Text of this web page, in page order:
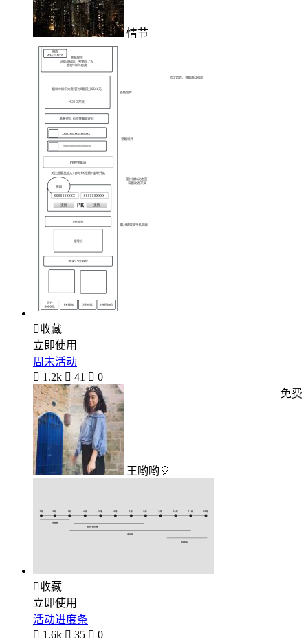
情节
收藏
立即使用
周末活动
 1.2k  41  0
王哟哟🎈
免费
收藏
立即使用
活动进度条
 1.6k  35  0